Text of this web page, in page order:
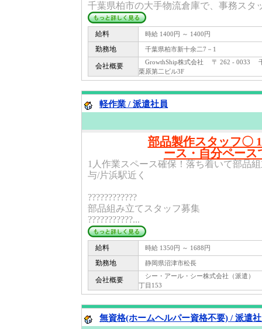
千葉県柏市の大手物流倉庫で、事務スタ
給料 時給 1400円 ～ 1400円
勤務地 千葉県柏市新十余二7－1
会社概要
GrowthShip株式会社 〒 262 - 0033 千
栗原第二ビル3F
軽作業 / 派遣社員
部品製作スタッフ〇
ース・自分ペース
1人作業スペース確保！落ち着いて部品
与/片浜駅近く
????????????
部品組み立てスタッフ募集
???????????...
給料 時給 1350円 ～ 1688円
勤務地 静岡県沼津市松長
会社概要
シー・アール・シー株式会社（派遣
丁目153
無資格(ホームヘルパー資格不要) / 派遣